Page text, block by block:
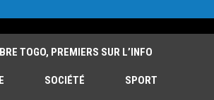
TOGO, PREMIERS SUR L’INFO
SOCIÉTÉ SPORT